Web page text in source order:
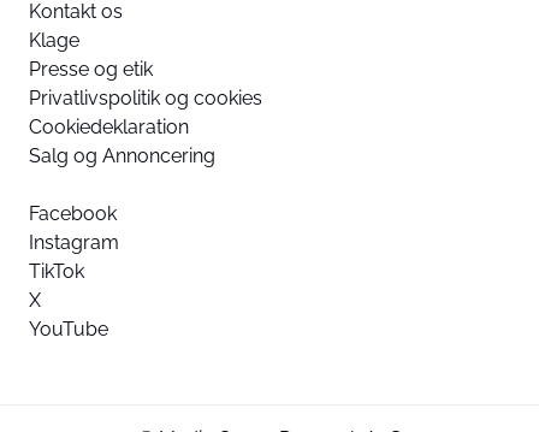
Kontakt os
Klage
Presse og etik
Privatlivspolitik og cookies
Cookiedeklaration
Salg og Annoncering
Facebook
Instagram
TikTok
X
YouTube